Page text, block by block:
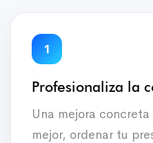
1
Profesionaliza la
Una mejora
mejor, ordenar tu